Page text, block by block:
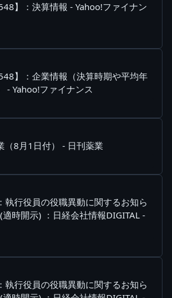
】：決算情報 - Yahoo!ファイナン
】：企業情報（決算時期や平均年
- Yahoo!ファイナンス
（8月1日付） - 日刊薬業
行役員の役職異動に関するお知ら
時開示) ：日経会社情報DIGITAL -
行役員の役職異動に関するお知ら